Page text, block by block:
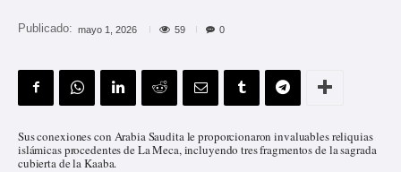
Publicado: mayo 1, 2026 59 0
Sus conexiones con Arabia Saudita le proporcionaron invaluables reliquias
islámicas procedentes de La Meca, incluyendo tres fragmentos de la sagrada
cubierta de la Kaaba.